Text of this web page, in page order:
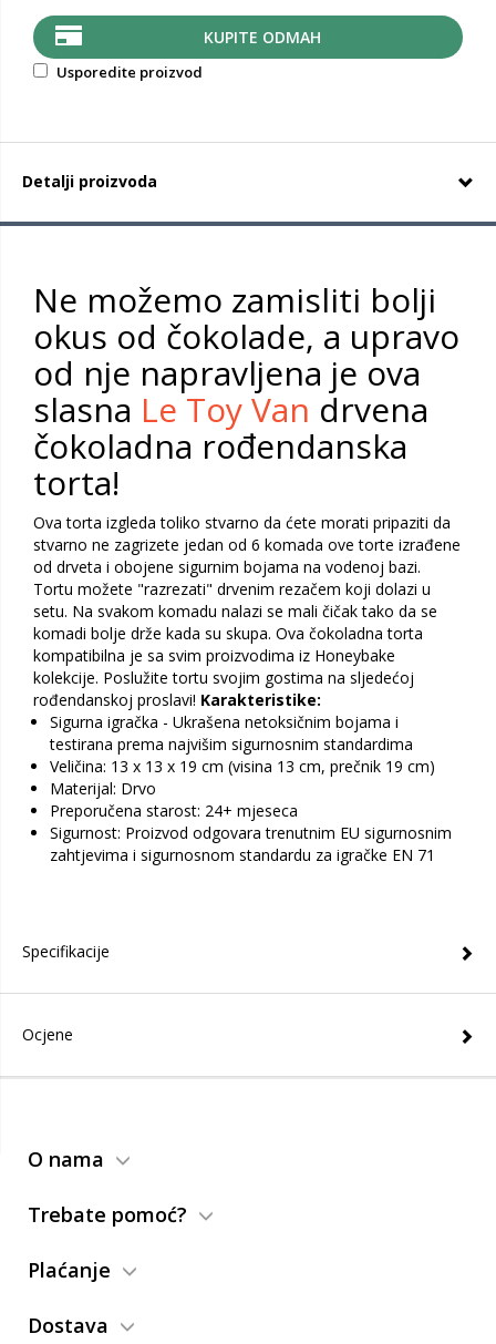
KUPITE ODMAH
Usporedite proizvod
Detalji proizvoda
Ne možemo zamisliti bolji
okus od čokolade, a upravo
od nje napravljena je ova
slasna Le Toy Van drvena
čokoladna rođendanska
torta!
Ova torta izgleda toliko stvarno da ćete morati pripaziti da
stvarno ne zagrizete jedan od 6 komada ove torte izrađene
od drveta i obojene sigurnim bojama na vodenoj bazi.
Tortu možete "razrezati" drvenim rezačem koji dolazi u
setu. Na svakom komadu nalazi se mali čičak tako da se
komadi bolje drže kada su skupa. Ova čokoladna torta
kompatibilna je sa svim proizvodima iz Honeybake
kolekcije. Poslužite tortu svojim gostima na sljedećoj
rođendanskoj proslavi! Karakteristike:
Sigurna igračka - Ukrašena netoksičnim bojama i
testirana prema najvišim sigurnosnim standardima
Veličina: 13 x 13 x 19 cm (visina 13 cm, prečnik 19 cm)
Materijal: Drvo
Preporučena starost: 24+ mjeseca
Sigurnost: Proizvod odgovara trenutnim EU sigurnosnim
zahtjevima i sigurnosnom standardu za igračke EN 71
Specifikacije
Ocjene
O nama
Trebate pomoć?
Plaćanje
Dostava